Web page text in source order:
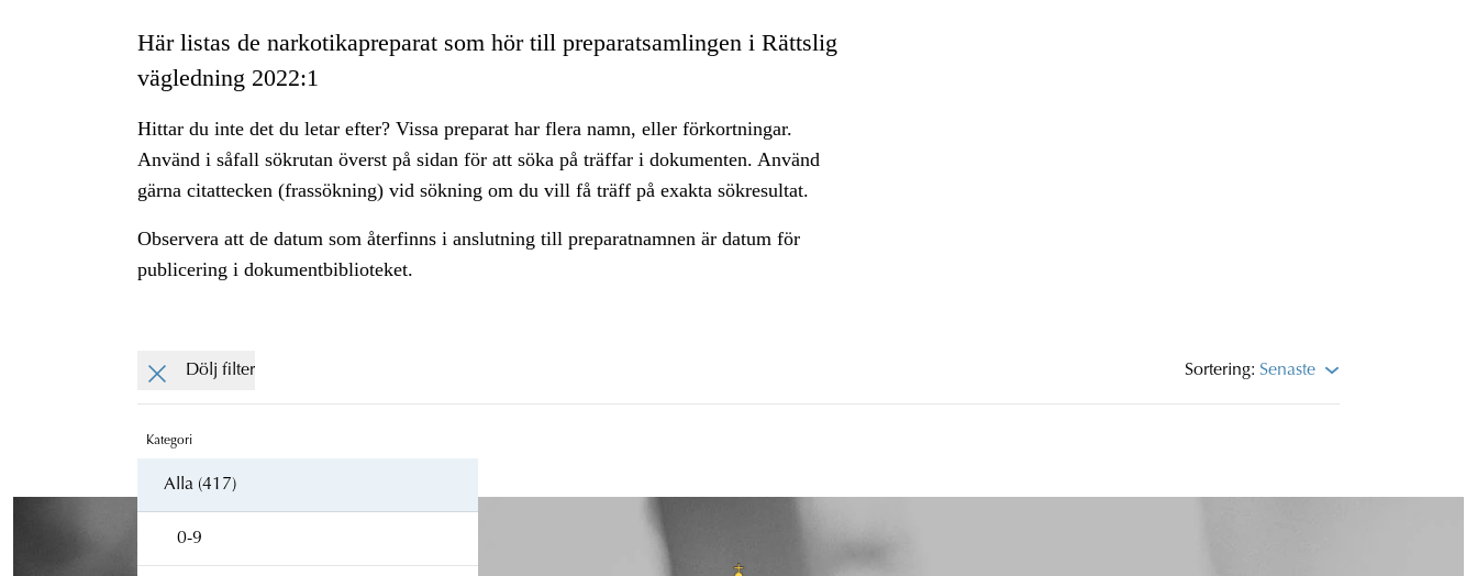
Här listas de narkotikapreparat som hör till preparatsamlingen i Rättslig
vägledning 2022:1
Hittar du inte det du letar efter? Vissa preparat har flera namn, eller förkortningar.
Använd i såfall sökrutan överst på sidan för att söka på träffar i dokumenten. Använd
gärna citattecken (frassökning) vid sökning om du vill få träff på exakta sökresultat.
Observera att de datum som återfinns i anslutning till preparatnamnen är datum för
publicering i dokumentbiblioteket.
Dölj filter
Kategori
Alla (417)
0-9
Sortering:Senaste